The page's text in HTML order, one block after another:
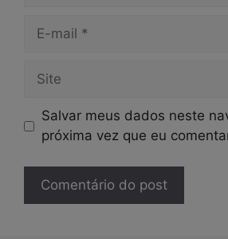
Site
Salvar meus dados neste
próxima vez que eu